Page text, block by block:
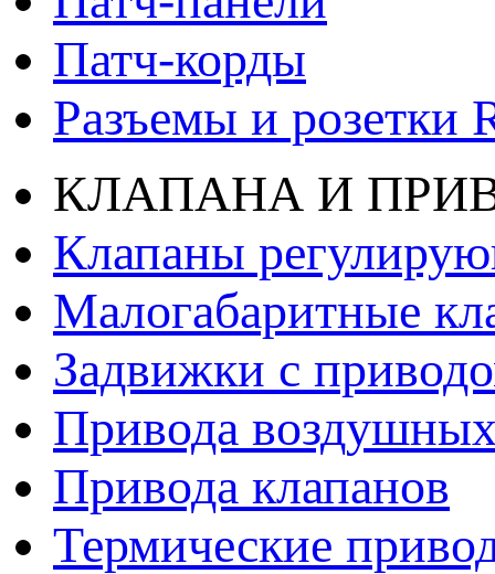
Патч-корды
Разъемы и розетки
КЛАПАНА И
Клапаны
Малогабаритные
Задвижки с
Привода
Привода клапанов
Термические